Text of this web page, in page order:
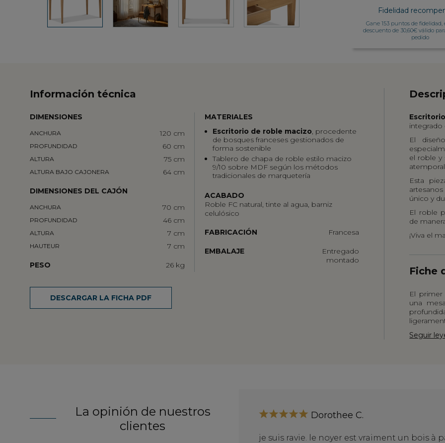
Fidelidad
Gane 153 puntos de fidelidad,
descuento de 30,60€ válido
pedido
Información técnica
DIMENSIONES
ANCHURA 120 cm
PROFUNDIDAD 60 cm
ALTURA 75 cm
ALTURA BAJO CAJONERA 64 cm
DIMENSIONES DEL CAJÓN
ANCHURA 70 cm
PROFUNDIDAD 46 cm
ALTURA 7 cm
HAUTEUR 7 cm
PESO 26 kg
MATERIALES
Escritorio de roble macizo, procedente
de bosques franceses gestionados de
forma sostenible
Tablero de chapa de roble estilo macizo
9/10 sobre MDF según los métodos
tradicionales de marquetería
ACABADO
Roble FC natural, tinte al agua, barniz
celulósico
FABRICACIÓN Francesa
EMBALAJE
Entregado
montado
DESCARGAR LA FICHA PDF
integrado
El
el roble y
Esta
único y
El roble
de
¡Viva el
Fiche
El
una
Seguir
La opinión de nuestros
clientes
Dorothee C.
je suis ravie. le noyer est vraiment un bois à